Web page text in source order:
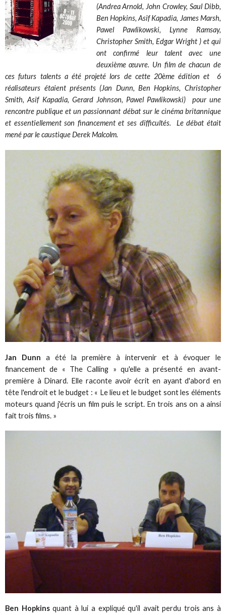
(Andrea Arnold, John Crowley, Saul Dibb,
Ben Hopkins, Asif Kapadia, James Marsh,
Pawel Pawlikowski, Lynne Ramsay,
Christopher Smith, Edgar Wright ) et qui
ont confirmé leur talent avec une
deuxième œuvre. Un film de chacun de
ces futurs talents a été projeté lors de cette 20ème édition et 6
réalisateurs étaient présents (Jan Dunn, Ben Hopkins, Christopher
Smith, Asif Kapadia, Gerard Johnson, Pawel Pawlikowski) pour une
rencontre publique et un passionnant débat sur le cinéma britannique
et essentiellement son financement et ses difficultés. Le débat était
mené par le caustique Derek Malcolm.
Jan Dunn a été la première à intervenir et à évoquer le
financement de « The Calling » qu'elle a présenté en avant-
première à Dinard. Elle raconte avoir écrit en ayant d'abord en
tête l'endroit et le budget : « Le lieu et le budget sont les éléments
moteurs quand j'écris un film puis le script. En trois ans on a ainsi
fait trois films. »
Ben Hopkinsquant à lui a expliqué qu'il avait perdu trois ans à